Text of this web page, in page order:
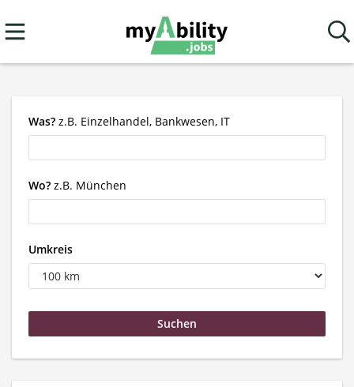
Was? z.B. Einzelhandel, Bankwesen, IT
Wo? z.B. München
Umkreis